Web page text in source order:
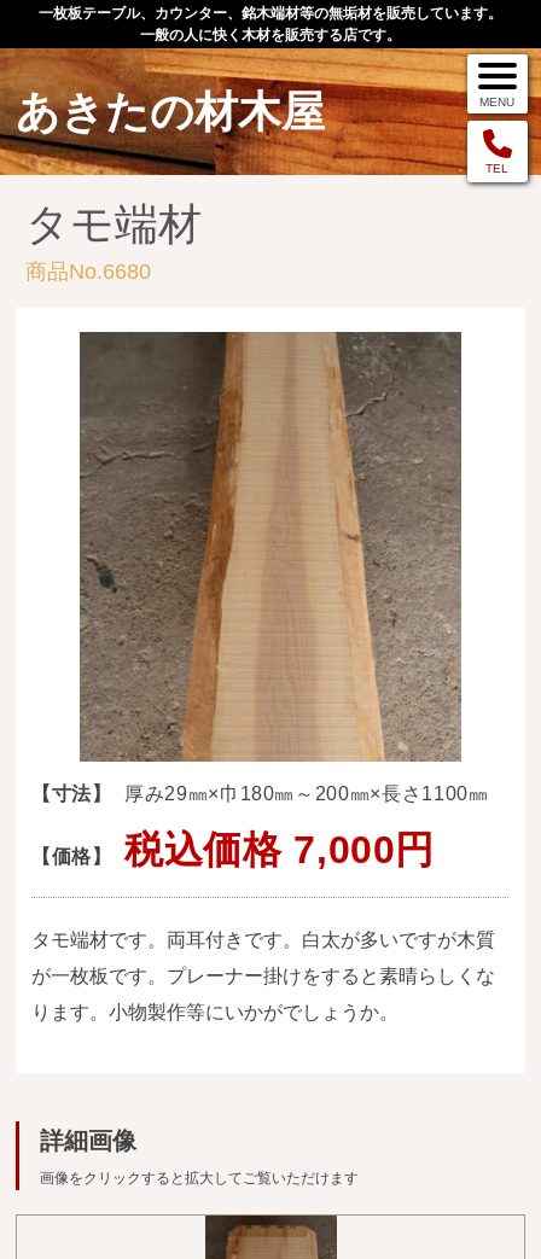
一枚板テーブル、カウンター、銘木端材等の無垢材を販売しています。
一般の人に快く木材を販売する店です。
あきたの材木屋
TEL
MENU
商品検索
メニュー
TOP
作品例
手作りオーダー家具
お問い合わせ
お客様の声
お買い物の流れ
送料・お支払い方法について
ご注文前の注意点
Attention
before ordering
一枚板を直販できる店
オイル塗装の
メンテナンスについて
オーダー加工について
当店の考え方
銘木製品
タモ端材
商品No.6680
【寸法】 厚み29㎜×巾180㎜～200㎜×長さ1100㎜
【価格】 税込価格 7,000円
タモ端材です。両耳付きです。白太が多いですが木質
が一枚板です。プレーナー掛けをすると素晴らしくな
ります。小物製作等にいかがでしょうか。
詳細画像
画像をクリックすると拡大してご覧いただけます